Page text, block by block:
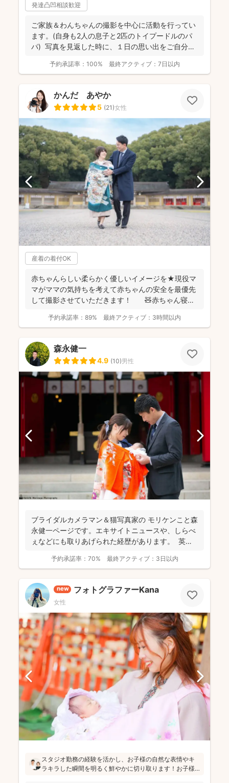
発達凸凹相談歓迎
ご家族＆わんちゃんの撮影を中心に活動を行ってい
ます。(自身も2人の息子と2匹のトイプードルのパ
パ) 写真を見返した時に、１日の思い出をご自分自
予約承諾率： 100% 最終アクティブ： 7日以内
かんだ あやか
5 (21)女性
産着の着付OK
赤ちゃんらしい柔らかく優しいイメージを★現役マ
マがママの気持ちを考えて赤ちゃんの安全を最優先
して撮影させていただきます！ 🧸赤ちゃん寝か
予約承諾率： 89% 最終アクティブ： 3時間以内
森永健一
4.9 (10)男性
ブライダルカメラマン＆猫写真家の​ モリケンこと森
永健一ページです。エキサイトニュースや、しらべ
ぇなどにも取りあげられた経歴があります。 英語
予約承諾率： 70% 最終アクティブ： 3日以内
new フォトグラファーKana
女性
スタジオ勤務の経験を活かし、お子様の自然な表情やキ
ラキラした瞬間を明るく鮮やかに切り取ります！お子様